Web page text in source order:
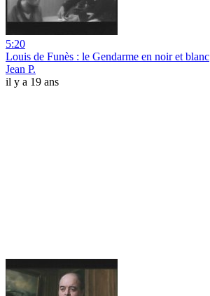
5:20
Louis de Funès : le Gendarme en noir et blanc
Jean P.
il y a 19 ans